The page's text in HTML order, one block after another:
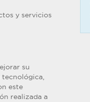
y servicios
su
este
realizada a